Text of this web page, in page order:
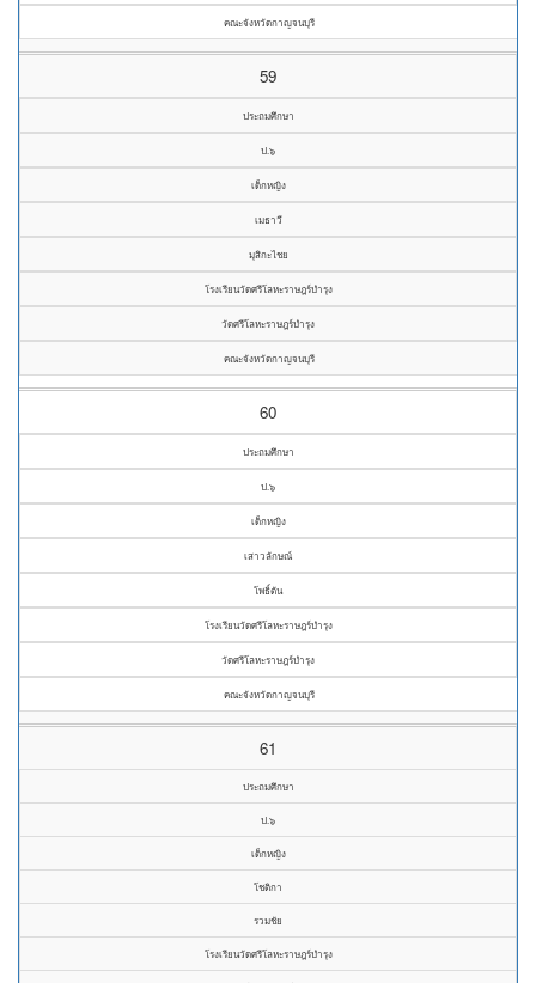
คณะจังหวัดกาญจนบุรี
59
ประถมศึกษา
ป.๖
เด็กหญิง
เมธาวี
มุสิกะไชย
โรงเรียนวัดศรีโลหะราษฎร์บำรุง
วัดศรีโลหะราษฎร์บำรุง
คณะจังหวัดกาญจนบุรี
60
ประถมศึกษา
ป.๖
เด็กหญิง
เสาวลักษณ์
โพธิ์ตัน
โรงเรียนวัดศรีโลหะราษฎร์บำรุง
วัดศรีโลหะราษฎร์บำรุง
คณะจังหวัดกาญจนบุรี
61
ประถมศึกษา
ป.๖
เด็กหญิง
โชติกา
รวมชัย
โรงเรียนวัดศรีโลหะราษฎร์บำรุง